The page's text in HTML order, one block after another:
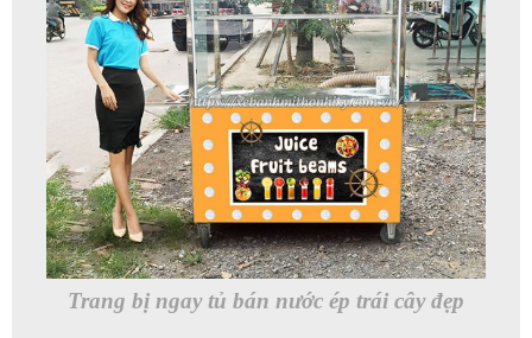
Trang bị ngay tủ bán nước ép trái cây đẹp